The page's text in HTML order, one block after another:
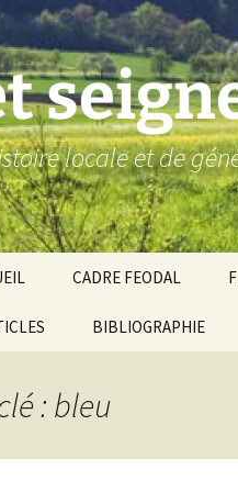
locale et de
CADRE FEODAL
Baronnie de Donzy
BIBLIOGRAPHIE
: bleu